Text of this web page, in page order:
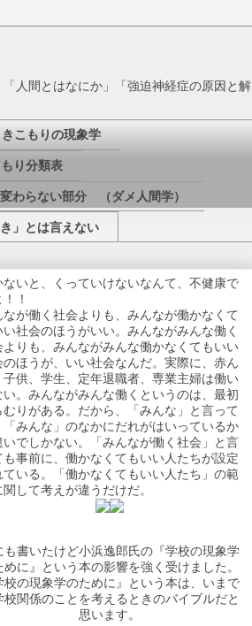
人間とはなにか」「強迫神経症の原因と解
こもりの現象学
り分類表
わらない部分 （ダメ人間学）
」とは言えない
ないと、くっていけないなんて、不健康で
！
なが働く社会よりも、みんなが働かなくて
い社会のほうがいい。みんながみんな働く
よりも、みんながみんな働かなくてもいい
のほうが、いい社会なんだ。実際に、赤ん
子供、学生、定年退職者、専業主婦は働い
い。みんながみんな働くというのは、最初
むりがある。だから、「みんな」と言って
「みんな」のなかにだれがはいっているか
いでしかない。「みんなが働く社会」と言
も事前に、働かなくてもいい人たちが設定
ている。「働かなくてもいい人たち」の範
関して考えが違うだけだ。
も書いたけど小浜逸郎氏の『学校の現象学
めに』という本の影響を強く受けました。
校の現象学のために』という本は、いまで
校関係のことを考えるときのバイブルだと
思います。